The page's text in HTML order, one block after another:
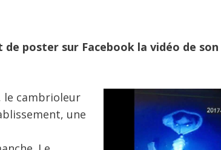
de poster sur Facebook la vidéo de son
le cambrioleur
une